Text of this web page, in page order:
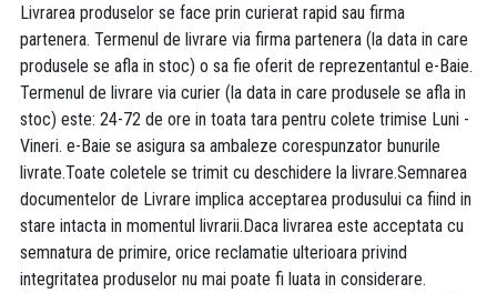
Livrarea produselor se face prin curierat rapid sau firma
partenera. Termenul de livrare via firma partenera (la data in care
produsele se afla in stoc) o sa fie oferit de reprezentantul e-Baie.
Termenul de livrare via curier (la data in care produsele se afla in
stoc) este: 24-72 de ore in toata tara pentru colete trimise Luni -
Vineri. e-Baie se asigura sa ambaleze corespunzator bunurile
livrate.Toate coletele se trimit cu deschidere la livrare.Semnarea
documentelor de Livrare implica acceptarea produsului ca fiind in
stare intacta in momentul livrarii.Daca livrarea este acceptata cu
semnatura de primire, orice reclamatie ulterioara privind
integritatea produselor nu mai poate fi luata in considerare.